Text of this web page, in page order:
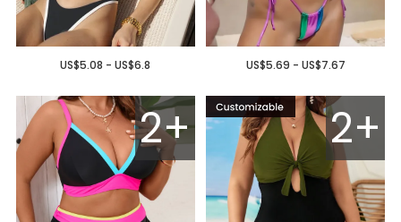
US$5.08 - US$6.8 US$5.69 - US$7.67
2+ 2+